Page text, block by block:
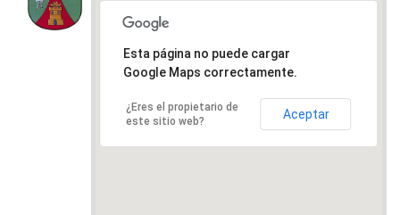
Esta página no puede cargar
Google Maps correctamente.
¿Eres el propietario de
este sitio web?
Aceptar